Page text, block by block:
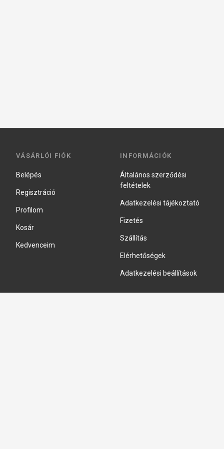
VÁSÁRLÓI FIÓK
Belépés
Regisztráció
Profilom
Kosár
Kedvenceim
INFORMÁCIÓK
Általános szerződési
feltételek
Adatkezelési tájékoztató
Fizetés
Szállítás
Elérhetőségek
Adatkezelési beállítások